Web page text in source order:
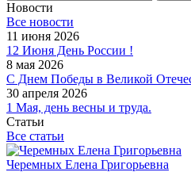
Новости
Все новости
11 июня 2026
12 Июня День России !
8 мая 2026
С Днем Победы в Великой
30 апреля 2026
1 Мая, день весны и труда.
Статьи
Все статьи
Черемных Елена Григорьевна